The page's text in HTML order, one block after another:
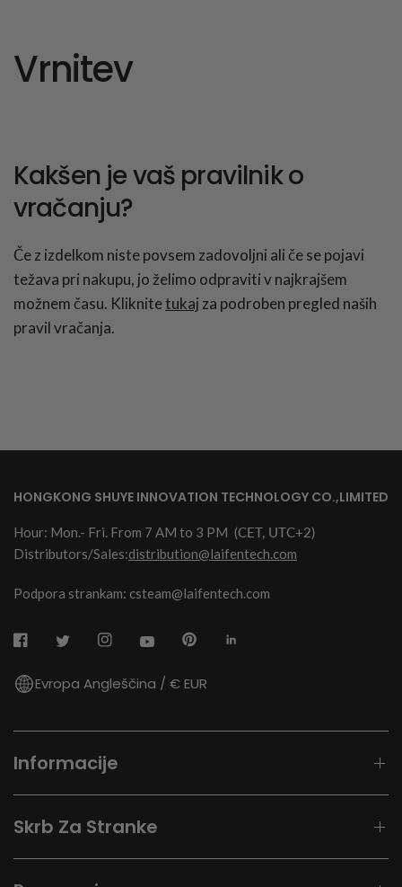
Vrnitev
Kakšen je vaš pravilnik o
vračanju?
Če z izdelkom niste povsem zadovoljni ali če se pojavi
težava pri nakupu, jo želimo odpraviti v najkrajšem
možnem času. Kliknitetukaj za podroben pregled naših
pravil vračanja.
HONGKONG SHUYE INNOVATION TECHNOLOGY CO.,LIMITED
Hour: Mon.- Fri. From 7 AM to 3 PM (CET, UTC+2)
Distributors/Sales:distribution@laifentech.com
Podpora strankam: csteam@laifentech.com
Evropa Angleščina / € EUR
Informacije
Skrb Za Stranke